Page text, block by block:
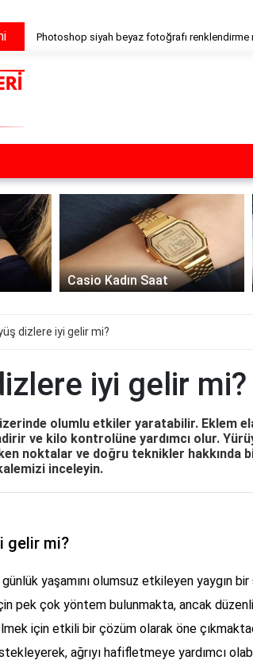
Photoshop siyah beyaz fotoğrafı renklendirme
Casio Kadın Saat
dizlere iyi gelir mi?
iyi gelir mi?
olumlu etkiler yaratabilir. Eklem
ve kilo kontrolüne yardımcı olur.
noktalar ve doğru teknikler hakkında
inceleyin.
gelir mi?
günlük yaşamını olumsuz etkileyen yaygın
pek çok yöntem bulunmakta, ancak
için etkili bir çözüm olarak öne
ağrıyı hafifletmeye yardımcı